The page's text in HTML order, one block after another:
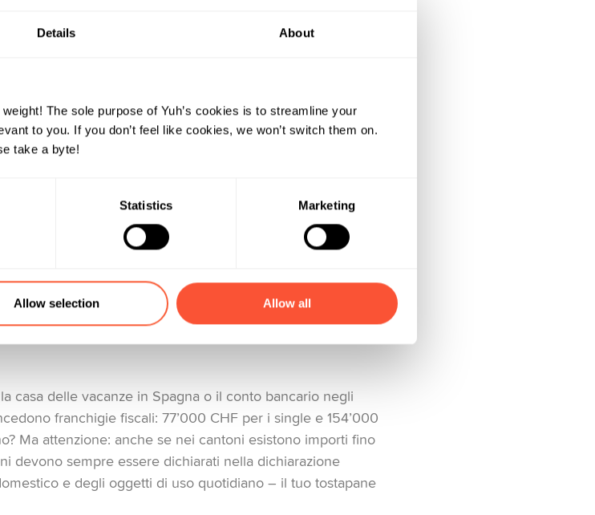
Details About
The sole purpose of Yuh’s cookies is to streamline your
to you. If you don’t feel like cookies, we won’t switch them on.
take a byte!
Statistics Marketing
Allow selection Allow all
a ben 35% e si applica ai redditi da interessi da dividendi o
il reddito nella dichiarazione d’imposta, allo scopo di
inferiori a 200 CHF sono esenti dall’imposta preventiva.
netto, ossia a tutto ciò che possiedi, meno i debiti.
questa tassa viene applicata solo a livello comunale
casa delle vacanze in Spagna o il conto bancario negli
franchigie fiscali: 77’000 CHF per i single e 154’000
Ma attenzione: anche se nei cantoni esistono importi fino
devono sempre essere dichiarati nella dichiarazione
e degli oggetti di uso quotidiano – il tuo tostapane